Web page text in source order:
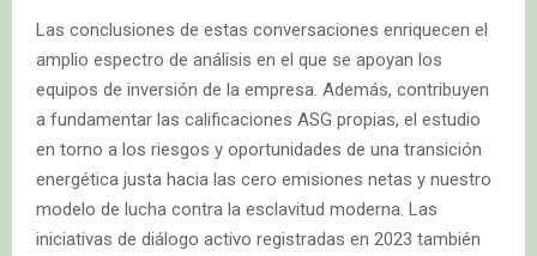
Las conclusiones de estas conversaciones enriquecen el
amplio espectro de análisis en el que se apoyan los
equipos de inversión de la empresa. Además, contribuyen
a fundamentar las calificaciones ASG propias, el estudio
en torno a los riesgos y oportunidades de una transición
energética justa hacia las cero emisiones netas y nuestro
modelo de lucha contra la esclavitud moderna. Las
iniciativas de diálogo activo registradas en 2023 también